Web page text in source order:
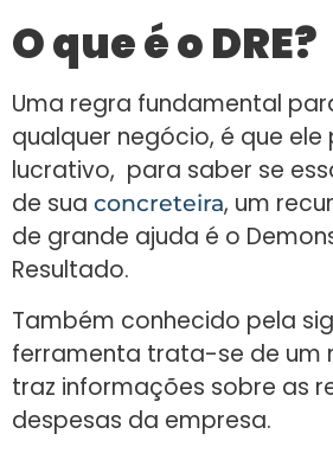
O que é o DRE?
Uma regra fundamental
qualquer negócio, é que ele
lucrativo, para saber se
de sua concreteira, um
de grande ajuda é o
Resultado.
Também conhecido pela
ferramenta trata-se de um
traz informações sobre as
despesas da empresa.